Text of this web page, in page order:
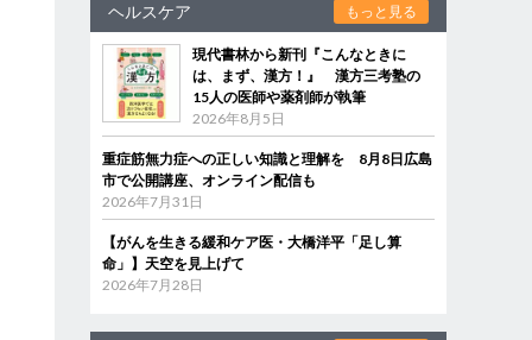
ヘルスケア もっと見る
現代書林から新刊『こんなときに
は、まず、漢方！』 漢方三考塾の
15人の医師や薬剤師が執筆
2026年8月5日
重症筋無力症への正しい知識と理解を 8月8日広島
市で公開講座、オンライン配信も
2026年7月31日
【がんを生きる緩和ケア医・大橋洋平「足し算
命」】天空を見上げて
2026年7月28日